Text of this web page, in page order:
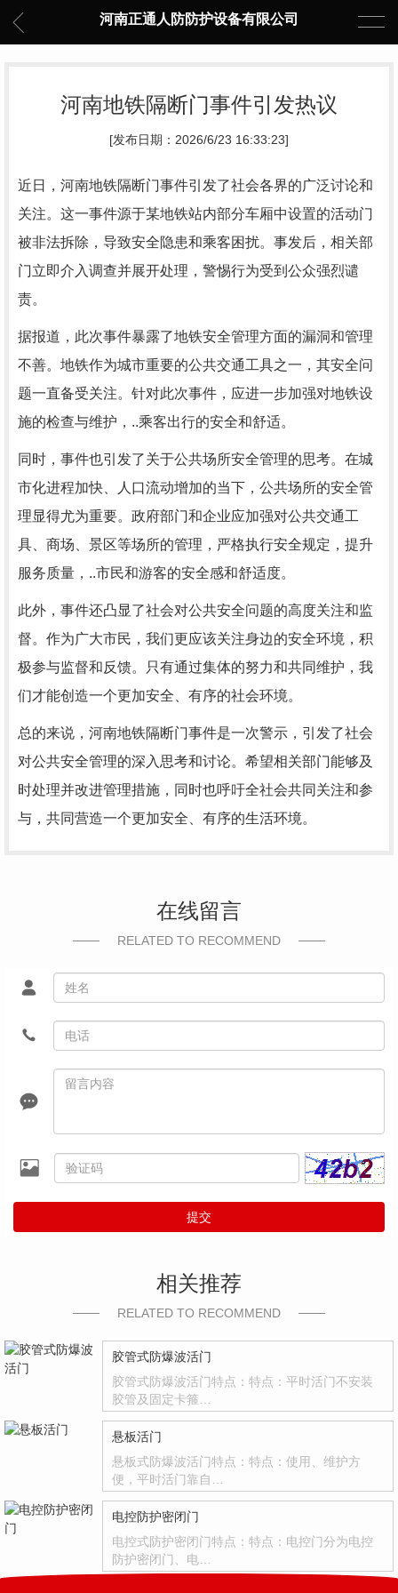
河南正通人防防护设备有限公司
河南地铁隔断门事件引发热议
[发布日期：2026/6/23 16:33:23]
近日，河南地铁隔断门事件引发了社会各界的广泛讨论和
关注。这一事件源于某地铁站内部分车厢中设置的活动门
被非法拆除，导致安全隐患和乘客困扰。事发后，相关部
门立即介入调查并展开处理，警惕行为受到公众强烈谴
责。
据报道，此次事件暴露了地铁安全管理方面的漏洞和管理
不善。地铁作为城市重要的公共交通工具之一，其安全问
题一直备受关注。针对此次事件，应进一步加强对地铁设
施的检查与维护，..乘客出行的安全和舒适。
同时，事件也引发了关于公共场所安全管理的思考。在城
市化进程加快、人口流动增加的当下，公共场所的安全管
理显得尤为重要。政府部门和企业应加强对公共交通工
具、商场、景区等场所的管理，严格执行安全规定，提升
服务质量，..市民和游客的安全感和舒适度。
此外，事件还凸显了社会对公共安全问题的高度关注和监
督。作为广大市民，我们更应该关注身边的安全环境，积
极参与监督和反馈。只有通过集体的努力和共同维护，我
们才能创造一个更加安全、有序的社会环境。
总的来说，河南地铁隔断门事件是一次警示，引发了社会
对公共安全管理的深入思考和讨论。希望相关部门能够及
时处理并改进管理措施，同时也呼吁全社会共同关注和参
与，共同营造一个更加安全、有序的生活环境。
在线留言
RELATED TO RECOMMEND
提交
相关推荐
RELATED TO RECOMMEND
胶管式防爆波活门
胶管式防爆波活门特点：特点：平时活门不安装
胶管及固定卡箍…
悬板活门
悬板式防爆波活门特点：特点：使用、维护方
便，平时活门靠自…
电控防护密闭门
电控式防护密闭门特点：特点：电控门分为电控
防护密闭门、电…